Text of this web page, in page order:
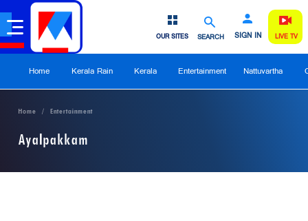
SEARCH SIGN IN
OUR SITES LIVE TV
Home Kerala Rain Kerala Entertainment Nattuvartha
Home Entertainment
Ayalpakkam